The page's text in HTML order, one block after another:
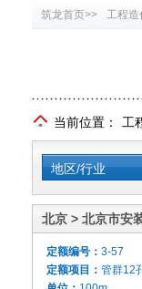
筑龙首页>> 工程造
当前位置： 工
地区/行业
北京 > 北京市安
定额编号： 3-57
定额项目： 管群12